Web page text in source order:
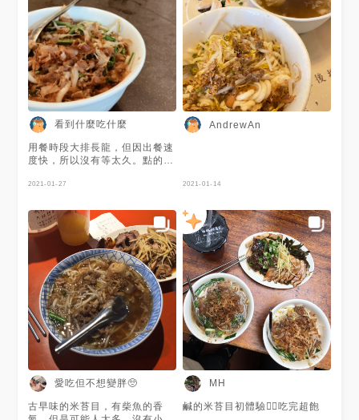
雖然可以減少一大半的排隊人潮
不過我覺得這樣消費者其實會很
手忙腳亂 一邊找座位還要一邊
聯絡問桌號和看菜單 看著隊伍
慢慢前進卻還沒準備好的感覺超
慌ㄉ🤣 我和朋友們都點了小碗
乾的米苔目 沒有特別出色，就
是簡單好吃的米苔目 吃到最後
味道會有點太單調 朋友說桌上
的辣椒醬好吃 敢吃辣的可以轉
換一下口味 像我不敢吃辣就很
乾淨，其他就沒什麼印象ㄌ 整
的店 如果再來台東玩，不會特
地回訪😉 ------------------------
----------------------- 🌟榕樹下
米苔目 💸ᴼᴺᴸᵞ 📍台東縣台東市
大同路176號 ☎️電話：0963-
148-519 🕤營業時間： 午餐：
09：30～15：00 晚餐：17：
00～20：00；每週三公休 ----
------------------------------------
------- #571x台東 #榕樹下米
苔目 #米苔目 #乾米苔目 #太和
拼盤 #台灣 #台東 #台東美食
#Taiwan #Taitung
#Taitungfood #Popdaily
#Popyummy #Yummyday
看到什麼吃什麼
用餐時段大排長龍，但因出餐速
度快，所以沒有等太久。點的是
片，一入口，口腔充滿了柴魚
別愛柴魚的朋友，我個人不推！
2021-01-27
AndrewAn
2021-01-14
愛吃但不想變胖🥺
古早味的米苔目，有柴魚的香
MH
鹹的米苔目初體驗👍🏼吃完超飽